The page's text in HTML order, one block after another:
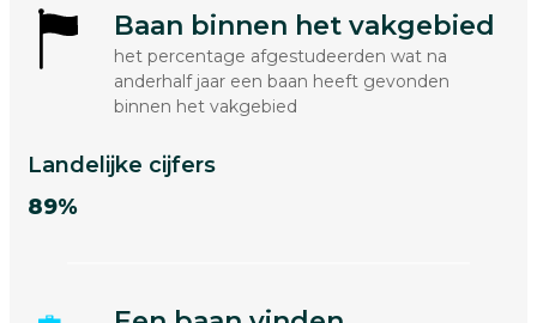
Baan binnen het vakgebied
het percentage afgestudeerden wat na
anderhalf jaar een baan heeft gevonden
binnen het vakgebied
Landelijke cijfers
89%